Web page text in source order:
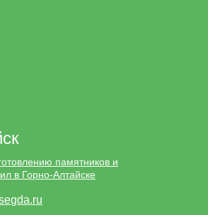
памятников и
в Горно-Алтайске